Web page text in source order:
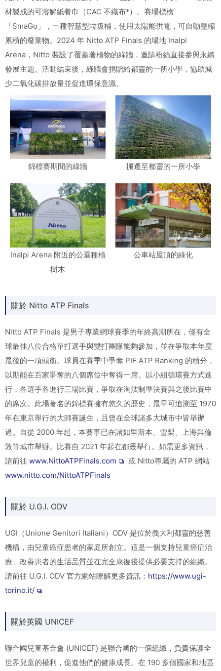
材製成的可溶解紙餐巾（CAC 不織布*）。賽場標榜
「SmaGo」，一種智慧型垃圾桶，使用太陽能供電，可自動壓縮
累積的廢棄物。2024 年 Nitto ATP Finals 的場地 Inalpi
Arena，Nitto 裝設了覆蓋著植物的綠牆，邀請粉絲直接參與永續
發展主題。活動結束後，綠牆會捐贈給都靈的一所小學，協助減
少二氧化碳排放量並促進環保意識。
錦標賽期間的綠牆 搬遷至都靈的一所小學
Inalpi Arena 附近的公園種植
樹木
公車站屋頂的綠化
關於 Nitto ATP Finals
Nitto ATP Finals 是男子專業網球賽季的年終高潮所在，僅有全
球最佳八位合格單打選手與雙打團隊能夠參加，並在爭取本年度
最後的一項頭銜。球員在賽季中爭奪 PIF ATP Ranking 的積分，
以期能在百家爭奪的八個席位中奪得一席。以小組循環賽方式進
行，各選手各進行三場比賽，爭取在淘汰制準決賽與之後比賽中
的席次。此場著名的錦標賽擁有悠久的歷史，最早可追溯至 1970
年在東京舉行的大師賽誕生，且曾在全球諸多大城市中皆舉辦
過。自從 2000 年起，本賽事已在諸如里斯本、雪梨、上海與倫
敦等城市舉辦。比賽自 2021 年起在都靈舉行。如需更多資訊，
請前往 www.NittoATPFinals.com
或 Nitto專屬的 ATP 網站
www.nitto.com/NittoATPFinals
關於 U.G.I. ODV
UGI（Unione Genitori Italiani）ODV 是位於義大利都靈的慈善
機構，由兒童癌症患者的家庭所創立。這是一個支持兒童癌症治
療、改善患者的生活品質並在完全康復後提供必要支持的組織。
請前往 U.G.I. ODV 官方網站瞭解更多資訊： https://www.ugi-
torino.it/
關於英國 UNICEF
聯合國兒童基金會 (UNICEF) 是聯合國的一個組織，負責保護全
世界兒童的權利，促進他們的健康成長。在 190 多個國家和地區